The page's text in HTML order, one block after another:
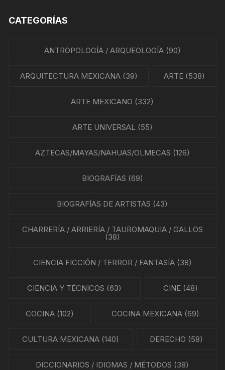
CATEGORÍAS
ANTROPOLOGÍA / ARQUEOLOGÍA(90)
ARQUITECTURA MEXICANA(39) ARTE (538)
ARTE MEXICANO (332)
ARTE UNIVERSAL (55)
AZTECAS/MAYAS/NAHUAS/OLMECAS (126)
BIOGRAFÍAS (69)
BIOGRAFÍAS DE ARTISTAS (43)
CHARRERÍA / ARRIERÍA / TAUROMAQUIA / GALLOS
(38)
CIENCIA FICCIÓN / TERROR / FANTASÍA(38)
CIENCIA Y TÉCNICOS (63) CINE(48)
COCINA(102) COCINA MEXICANA (69)
CULTURA MEXICANA(140) DERECHO (58)
DICCIONARIOS / IDIOMAS / MÉTODOS (38)